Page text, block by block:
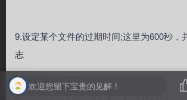
9.设定某个文件的过期时间;这里为600秒，
志
代码如下:
欢迎您留下宝贵的见解！